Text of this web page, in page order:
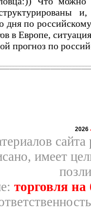
дня по
в Европе,
прогноз по
2026
имеет
торговля